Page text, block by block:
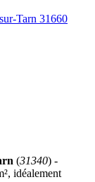
Tarn 31660
(31340) -
idéalement